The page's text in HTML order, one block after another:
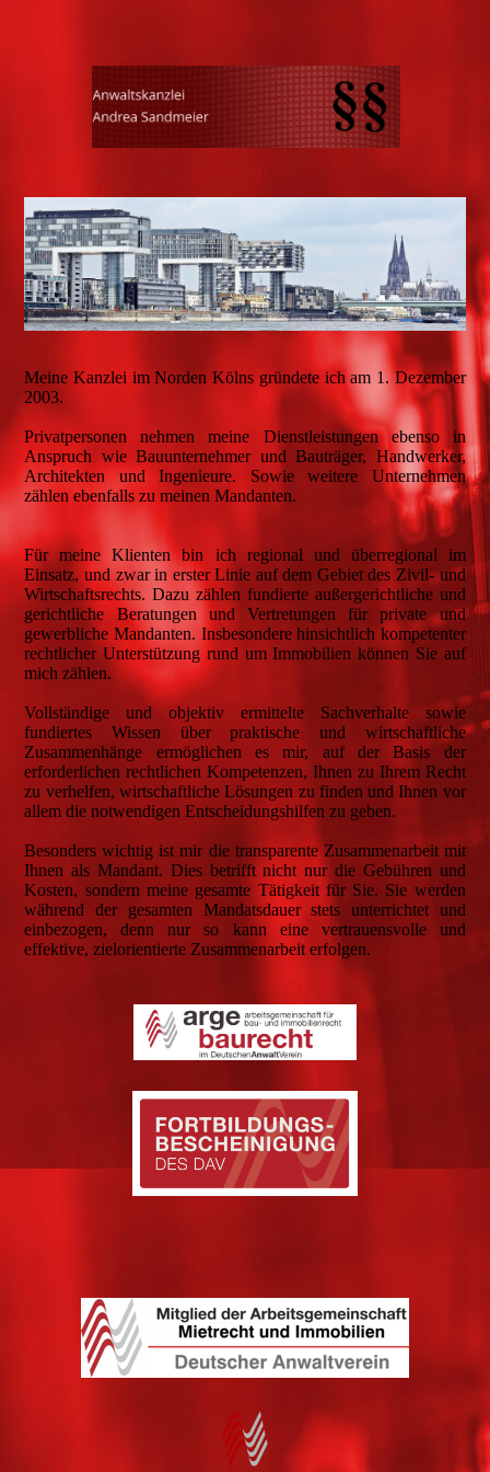
Meine Kanzlei im Norden Kölns gründete ich am 1. Dezember
2003.
Privatpersonen nehmen meine Dienstleistungen ebenso in
Anspruch wie Bauunternehmer und Bauträger, Handwerker,
Architekten und Ingenieure. Sowie weitere Unternehmen
zählen ebenfalls zu meinen Mandanten.
Für meine Klienten bin ich regional und überregional im
Einsatz, und zwar in erster Linie auf dem Gebiet des Zivil- und
Wirtschaftsrechts. Dazu zählen fundierte außergerichtliche und
gerichtliche Beratungen und Vertretungen für private und
gewerbliche Mandanten. Insbesondere hinsichtlich kompetenter
rechtlicher Unterstützung rund um Immobilien können Sie auf
mich zählen.
Vollständige und objektiv ermittelte Sachverhalte sowie
fundiertes Wissen über praktische und wirtschaftliche
Zusammenhänge ermöglichen es mir, auf der Basis der
erforderlichen rechtlichen Kompetenzen, Ihnen zu Ihrem Recht
zu verhelfen, wirtschaftliche Lösungen zu finden und Ihnen vor
allem die notwendigen Entscheidungshilfen zu geben.
Besonders wichtig ist mir die transparente Zusammenarbeit mit
Ihnen als Mandant. Dies betrifft nicht nur die Gebühren und
Kosten, sondern meine gesamte Tätigkeit für Sie. Sie werden
während der gesamten Mandatsdauer stets unterrichtet und
einbezogen, denn nur so kann eine vertrauensvolle und
effektive, zielorientierte Zusammenarbeit erfolgen.